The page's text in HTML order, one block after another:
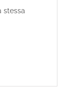
stessa